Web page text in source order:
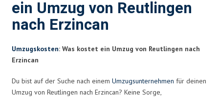
ein Umzug von Reutlingen
nach Erzincan
Umzugskosten: Was kostet ein Umzug von Reutlingen nach
Erzincan
Du bist auf der Suche nach einem Umzugsunternehmen für deinen
Umzug von Reutlingen nach Erzincan? Keine Sorge,